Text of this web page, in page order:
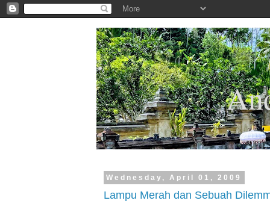
.
Wednesday, April 01, 2009
Lampu Merah dan Sebuah